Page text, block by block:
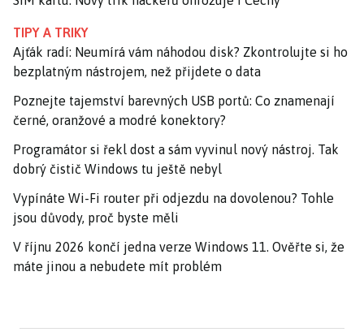
TIPY A TRIKY
Ajťák radí: Neumírá vám náhodou disk? Zkontrolujte si ho
bezplatným nástrojem, než přijdete o data
Poznejte tajemství barevných USB portů: Co znamenají
černé, oranžové a modré konektory?
Programátor si řekl dost a sám vyvinul nový nástroj. Tak
dobrý čistič Windows tu ještě nebyl
Vypínáte Wi-Fi router při odjezdu na dovolenou? Tohle
jsou důvody, proč byste měli
V říjnu 2026 končí jedna verze Windows 11. Ověřte si, že
máte jinou a nebudete mít problém